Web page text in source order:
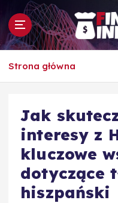
p
To i
Strona główna
Jak
interesy z
kluczowe
dotyczące
hiszpański